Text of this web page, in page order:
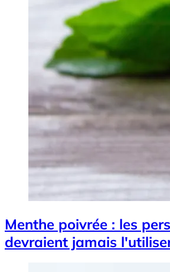
Menthe poivrée : les
devraient jamais